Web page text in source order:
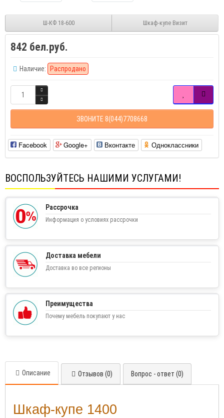
Ш-КФ 18-600 Шкаф-купе Визит
842 бел.руб.
Наличие: Распродано
ЗВОНИТЕ 8(044)7708668
Facebook Google+ Вконтакте Одноклассники
ВОСПОЛЬЗУЙТЕСЬ НАШИМИ УСЛУГАМИ!
Рассрочка
Информация о условиях рассрочки
Доставка мебели
Доставка во все регионы
Преимущества
Почему мебель покупают у нас
Описание Отзывов (0) Вопрос - ответ (0)
Шкаф-купе 1400